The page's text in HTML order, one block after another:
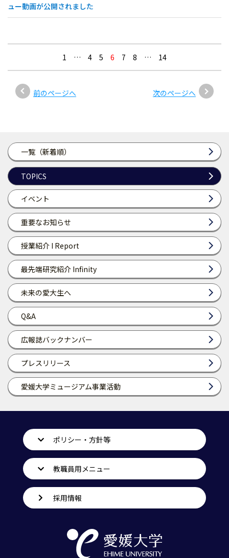
一覧（新着順）
TOPICS
イベント
重要なお知らせ
授業紹介 I Report
最先端研究紹介 Infinity
未来の愛大生へ
Q&A
広報誌バックナンバー
プレスリリース
愛媛大学ミュージアム事業活動
ュー動画が公開されました
1
前のページへ
… 4 5 6 7 8 …
次のページへ
14
ポリシー・方針等
教職員用メニュー
採用情報